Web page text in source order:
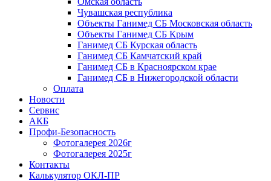
Чувашская республика
Объекты Ганимед СБ Московская область
Объекты Ганимед СБ Крым
Ганимед СБ Курская область
Ганимед СБ Камчатский край
Ганимед СБ в Красноярском крае
Ганимед СБ в Нижегородской области
Оплата
Новости
Сервис
АКБ
Профи-Безопасность
Фотогалерея 2026г
Фотогалерея 2025г
Контакты
Калькулятор ОКЛ-ПР